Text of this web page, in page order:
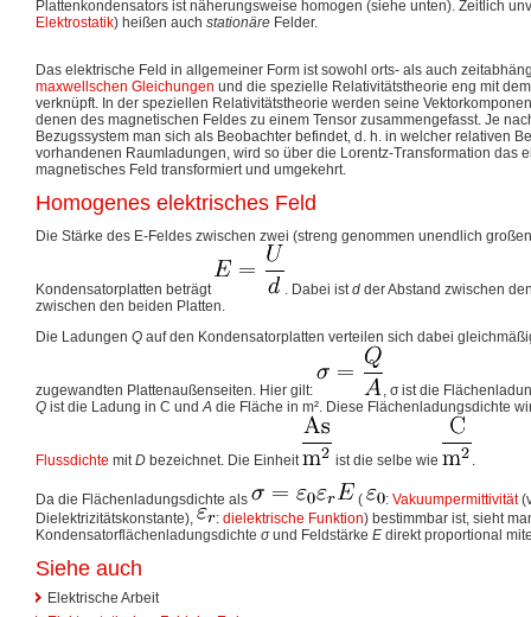
Plattenkondensators ist näherungsweise homogen (siehe unten). Zeitlich
Elektrostatik) heißen auch stationäre Felder.
Das elektrische Feld in allgemeiner Form ist sowohl orts- als auch
maxwellschen Gleichungen und die spezielle Relativitätstheorie eng mit
verknüpft. In der speziellen Relativitätstheorie werden seine
denen des magnetischen Feldes zu einem Tensor zusammengefasst. Je
Bezugssystem man sich als Beobachter befindet, d. h. in welcher relativen
vorhandenen Raumladungen, wird so über die Lorentz-Transformation das
magnetisches Feld transformiert und umgekehrt.
Homogenes elektrisches Feld
Die Stärke des E-Feldes zwischen zwei (streng genommen unendlich
Kondensatorplatten beträgt . Dabei istd der Abstand zwischen
zwischen den beiden Platten.
Die Ladungen Q auf den Kondensatorplatten verteilen sich dabei
zugewandten Plattenaußenseiten. Hier gilt: , σist die
Q ist die Ladung in C undA die Fläche in m². Diese Flächenladungsdichte
Flussdichte mitD bezeichnet. Die Einheit ist die selbe wie .
Da die Flächenladungsdichte als ( : Vakuumpermittivität
Dielektrizitätskonstante),
: dielektrische Funktion) bestimmbar ist, sieht
Kondensatorflächenladungsdichte σund Feldstärke E direkt proportional
Siehe auch
Elektrische Arbeit